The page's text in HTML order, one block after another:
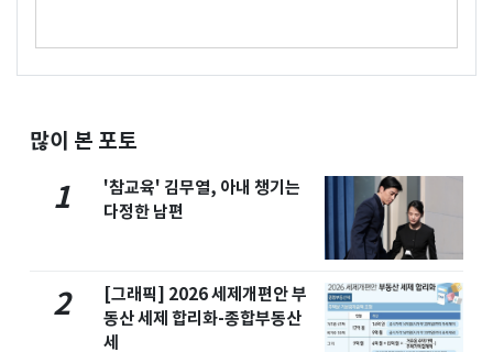
많이 본 포토
1
'참교육' 김무열, 아내 챙기는
다정한 남편
2
[그래픽] 2026 세제개편안 부
동산 세제 합리화-종합부동산
세